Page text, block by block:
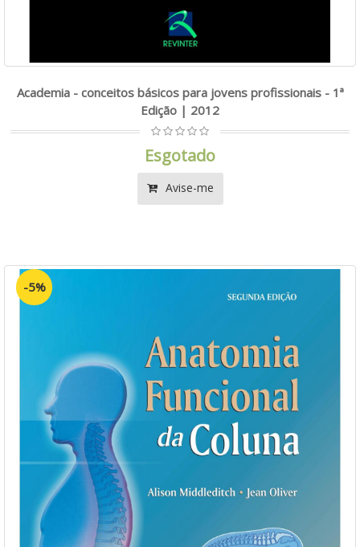
Academia - conceitos básicos para jovens profissionais - 1ª
Edição | 2012
Esgotado
Avise-me
-5%